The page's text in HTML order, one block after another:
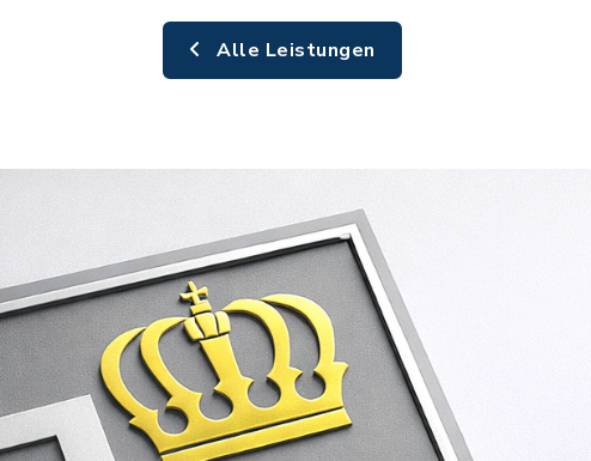
Alle Leistungen